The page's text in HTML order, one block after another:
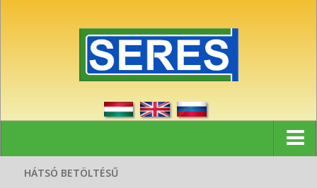
Kezdőlap
HÁTSÓ BETÖLTÉSŰ